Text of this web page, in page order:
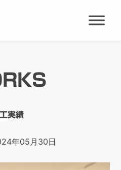
実績
年05月30日